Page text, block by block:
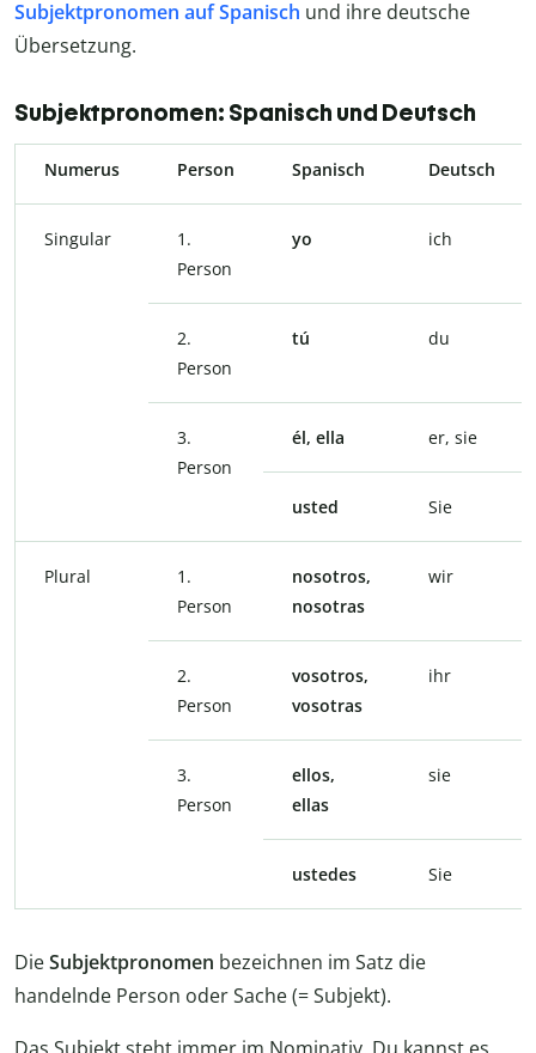
Subjektpronomen auf Spanisch und ihre deutsche
Übersetzung.
Subjektpronomen: Spanisch und Deutsch
Numerus Person Spanisch Deutsch
Singular
1.
Person
yo ich
2.
Person
tú du
3.
Person
él, ella er, sie
usted Sie
Plural
1.
Person
nosotros,
nosotras
wir
2.
Person
vosotros,
vosotras
ihr
3.
Person
ellos,
ellas
sie
ustedes Sie
DieSubjektpronomen bezeichnen im Satz die
handelnde Person oder Sache (= Subjekt).
Das Subjekt steht immer im Nominativ. Du kannst es